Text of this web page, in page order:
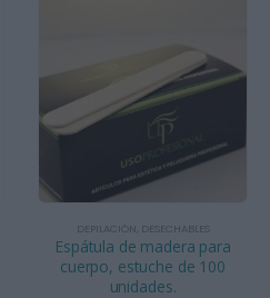
DEPILACIÓN DESECHABLES
Espátula de madera para
cuerpo, estuche de 100
unidades.